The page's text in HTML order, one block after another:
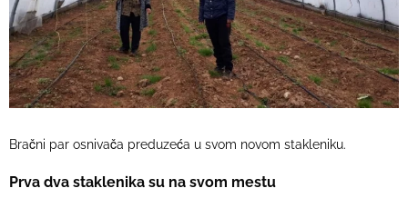
Bračni par osnivača preduzeća u svom novom stakleniku.
Prva dva staklenika su na svom mestu